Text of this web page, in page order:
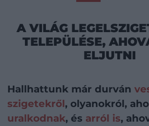
A VILÁG
TELEPÜLÉSE,
ELJUTNI
Hallhattunk már durván
szigetekről, olyanokról,
uralkodnak, és arról is,